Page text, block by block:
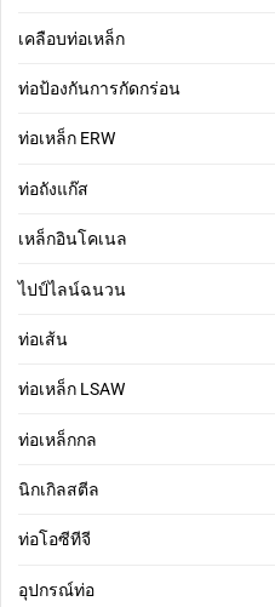
เคลือบท่อเหล็ก
ท่อป้องกันการกัดกร่อน
ท่อเหล็ก ERW
ท่อถังแก๊ส
เหล็กอินโคเนล
ไปป์ไลน์ฉนวน
ท่อเส้น
ท่อเหล็ก LSAW
ท่อเหล็กกล
นิกเกิลสตีล
ท่อโอซีทีจี
อุปกรณ์ท่อ